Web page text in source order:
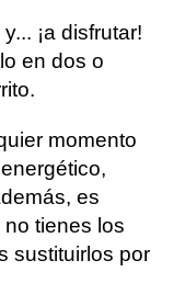
y... ¡a disfrutar!
en dos o
momento
es
no tienes los
sustituirlos por